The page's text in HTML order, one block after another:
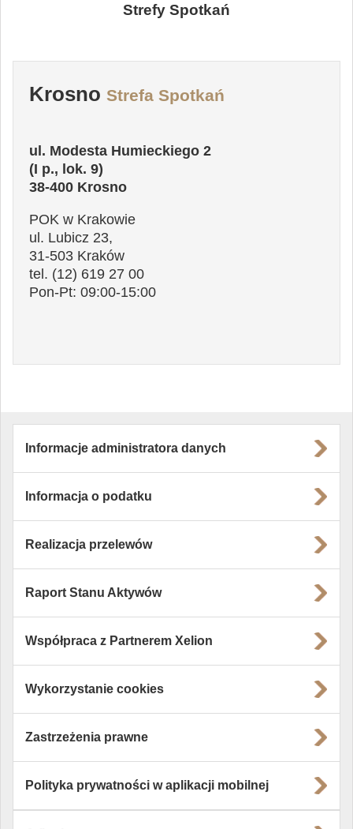
Strefy Spotkań
Krosno Strefa Spotkań
ul. Modesta Humieckiego 2
(I p., lok. 9)
38-400 Krosno
POK w Krakowie
ul. Lubicz 23,
31-503 Kraków
tel. (12) 619 27 00
Pon-Pt: 09:00-15:00
Informacje administratora danych
Informacja o podatku
Realizacja przelewów
Raport Stanu Aktywów
Współpraca z Partnerem Xelion
Wykorzystanie cookies
Zastrzeżenia prawne
Polityka prywatności w aplikacji mobilnej